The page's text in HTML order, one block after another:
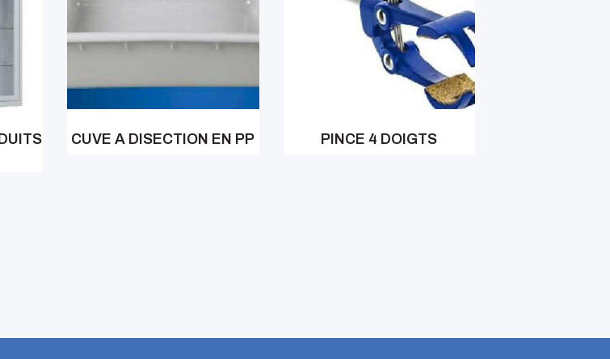
CUVE A DISECTION EN PP PINCE 4 DOIGTS